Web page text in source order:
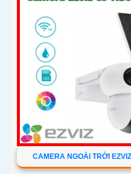
CAMERA NGOÀI TRỜI